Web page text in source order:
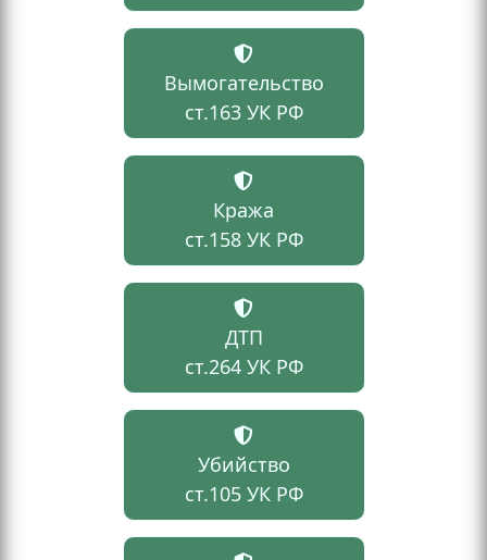
Вымогательство
ст.163 УК РФ
Кража
ст.158 УК РФ
ДТП
ст.264 УК РФ
Убийство
ст.105 УК РФ